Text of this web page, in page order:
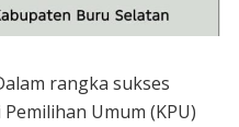
rangka sukses
Umum (KPU)